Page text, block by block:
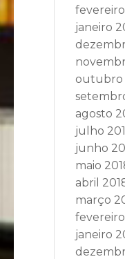
janeiro
outubro
agosto
julho
junho
maio
abril
março
janeiro